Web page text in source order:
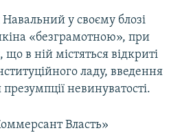
у своєму блозі
«безграмотною», при
в ній містяться відкриті
ладу, введення
невинуватості.
Власть»